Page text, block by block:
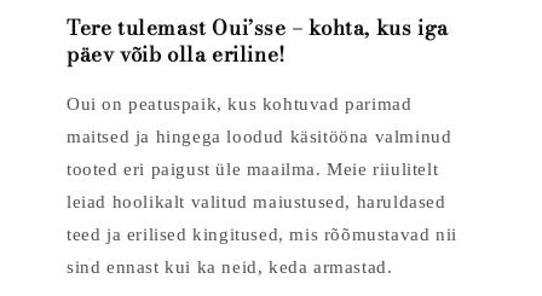
Tere tulemast Oui’sse – kohta, kus iga
päev võib olla eriline!
Oui on peatuspaik, kus kohtuvad parimad
maitsed ja hingega loodud käsitööna valminud
tooted eri paigust üle maailma. Meie riiulitelt
leiad hoolikalt valitud maiustused, haruldased
teed ja erilised kingitused, mis rõõmustavad nii
sind ennast kui ka neid, keda armastad.